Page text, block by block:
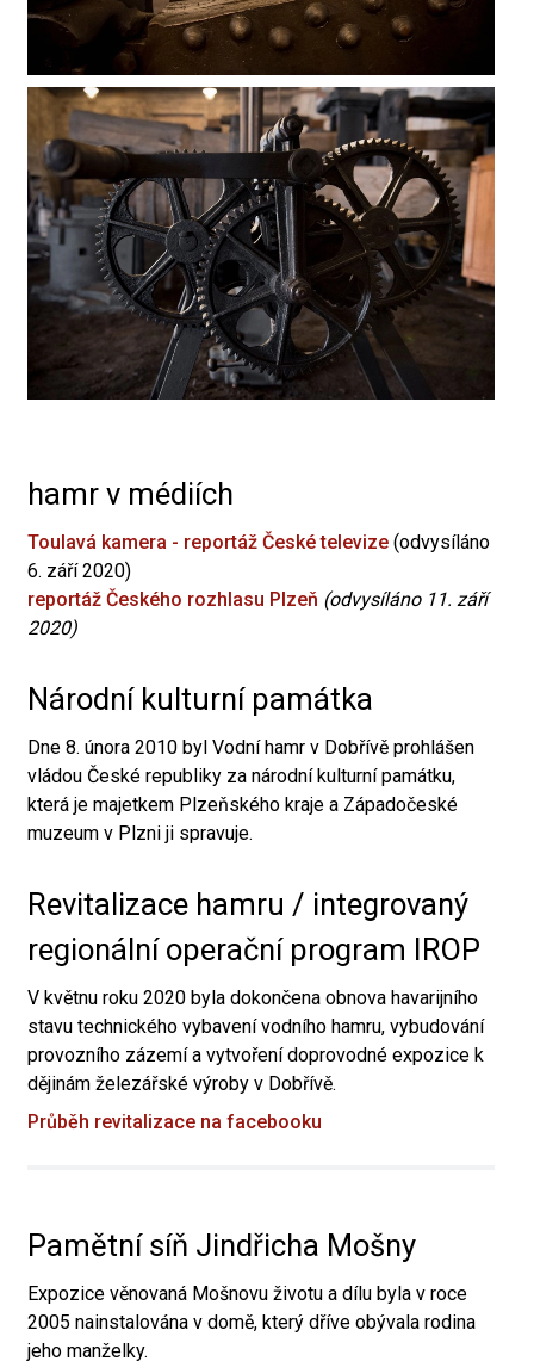
hamr v médiích
Toulavá kamera - reportáž České televize (odvysíláno
6. září 2020)
reportáž Českého rozhlasu Plzeň (odvysíláno 11. září
2020)
Národní kulturní památka
Dne 8. února 2010 byl Vodní hamr v Dobřívě prohlášen
vládou České republiky za národní kulturní památku,
která je majetkem Plzeňského kraje a Západočeské
muzeum v Plzni ji spravuje.
Revitalizace hamru / integrovaný
regionální operační program IROP
V květnu roku 2020 byla dokončena obnova havarijního
stavu technického vybavení vodního hamru, vybudování
provozního zázemí a vytvoření doprovodné expozice k
dějinám železářské výroby v Dobřívě.
Průběh revitalizace na facebooku
Pamětní síň Jindřicha Mošny
Expozice věnovaná Mošnovu životu a dílu byla v roce
2005 nainstalována v domě, který dříve obývala rodina
jeho manželky.